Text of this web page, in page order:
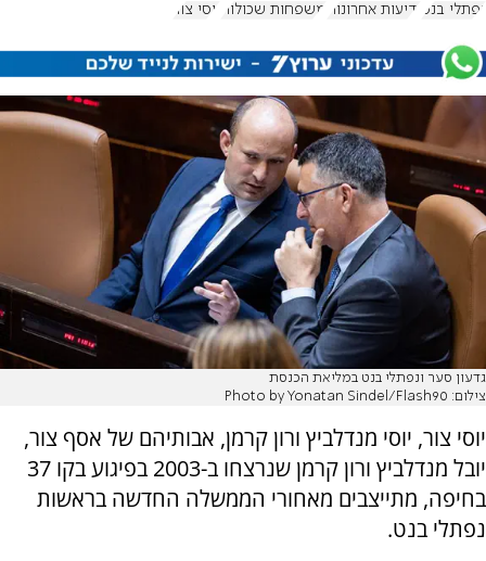
נפתלי בנט ידיעות אחרונות משפחות שכולות יוסי צור
גדעון סער ונפתלי בנט במליאת הכנסת
צילום: Photo by Yonatan Sindel/Flash90
יוסי צור, יוסי מנדלביץ ורון קרמן, אבותיהם של אסף צור,
יובל מנדלביץ ורון קרמן שנרצחו ב-2003 בפיגוע בקו 37
בחיפה, מתייצבים מאחורי הממשלה החדשה בראשות
נפתלי בנט.